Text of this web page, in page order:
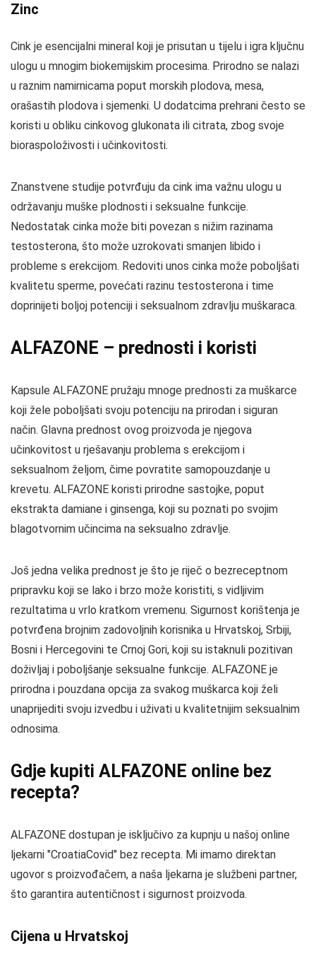
Zinc
Cink je esencijalni mineral koji je prisutan u tijelu i igra ključnu
ulogu u mnogim biokemijskim procesima. Prirodno se nalazi
u raznim namirnicama poput morskih plodova, mesa,
orašastih plodova i sjemenki. U dodatcima prehrani često se
koristi u obliku cinkovog glukonata ili citrata, zbog svoje
bioraspoloživosti i učinkovitosti.
Znanstvene studije potvrđuju da cink ima važnu ulogu u
održavanju muške plodnosti i seksualne funkcije.
Nedostatak cinka može biti povezan s nižim razinama
testosterona, što može uzrokovati smanjen libido i
probleme s erekcijom. Redoviti unos cinka može poboljšati
kvalitetu sperme, povećati razinu testosterona i time
doprinijeti boljoj potenciji i seksualnom zdravlju muškaraca.
ALFAZONE – prednosti i koristi
Kapsule ALFAZONE pružaju mnoge prednosti za muškarce
koji žele poboljšati svoju potenciju na prirodan i siguran
način. Glavna prednost ovog proizvoda je njegova
učinkovitost u rješavanju problema s erekcijom i
seksualnom željom, čime povratite samopouzdanje u
krevetu. ALFAZONE koristi prirodne sastojke, poput
ekstrakta damiane i ginsenga, koji su poznati po svojim
blagotvornim učincima na seksualno zdravlje.
Još jedna velika prednost je što je riječ o bezreceptnom
pripravku koji se lako i brzo može koristiti, s vidljivim
rezultatima u vrlo kratkom vremenu. Sigurnost korištenja je
potvrđena brojnim zadovoljnih korisnika u Hrvatskoj, Srbiji,
Bosni i Hercegovini te Crnoj Gori, koji su istaknuli pozitivan
doživljaj i poboljšanje seksualne funkcije. ALFAZONE je
prirodna i pouzdana opcija za svakog muškarca koji želi
unaprijediti svoju izvedbu i uživati u kvalitetnijim seksualnim
odnosima.
Gdje kupiti ALFAZONE online bez
recepta?
ALFAZONE dostupan je isključivo za kupnju u našoj online
ljekarni "CroatiaCovid" bez recepta. Mi imamo direktan
ugovor s proizvođačem, a naša ljekarna je službeni partner,
što garantira autentičnost i sigurnost proizvoda.
Cijena u Hrvatskoj